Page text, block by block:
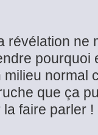
révélation ne
normal
que ça
faire parler !